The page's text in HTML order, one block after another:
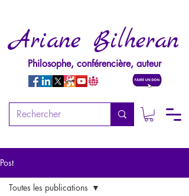
Ariane Bilheran
Philosophe, conférencière, auteur
Post
Toutes les publications